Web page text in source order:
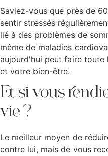
Saviez-vous que près de
sentir stressés
lié à des problèmes de
même de maladies
aujourd'hui peut faire
et votre bien-être.
Et si vous
vie ?
Le meilleur moyen de
contre lui, mais de vous